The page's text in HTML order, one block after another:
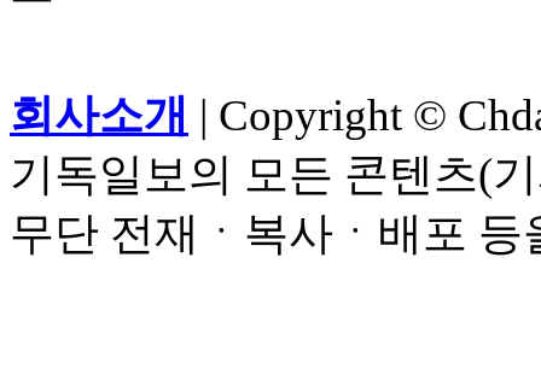
회사소개 | Copyright ©
기독일보의 모든 콘텐츠(
무단 전재ㆍ복사ㆍ배포 등